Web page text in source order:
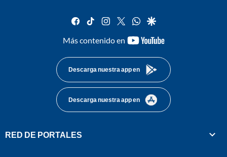
facebook
tiktok instagram
twitterwhatsapp
google
Más contenido en
youtube-
Descarga nuestra app en
Descarga nuestra app en
RED DE PORTALES